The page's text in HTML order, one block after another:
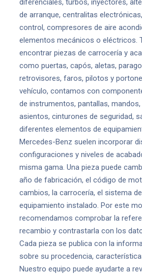
diferenciales, turbos, inyectores,
de arranque, centralitas
control, compresores de aire
elementos mecánicos o eléctricos.
encontrar piezas de carrocería y
como puertas, capós, aletas,
retrovisores, faros, pilotos y
vehículo, contamos con
de instrumentos, pantallas, mandos,
asientos, cinturones de seguridad,
diferentes elementos de
Mercedes-Benz suelen incorporar
configuraciones y niveles de
misma gama. Una pieza puede
año de fabricación, el código de
cambios, la carrocería, el sistema
equipamiento instalado. Por este
recomendamos comprobar la
recambio y contrastarla con los
Cada pieza se publica con la
sobre su procedencia,
Nuestro equipo puede ayudarte a